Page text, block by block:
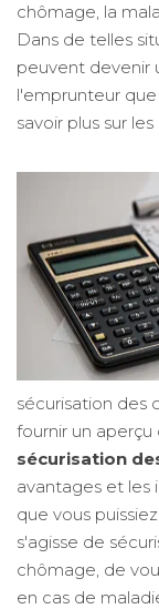
chômage, la
Dans de telles
peuvent devenir
l'emprunteur
savoir plus sur les
sécurisation des
fournir un
sécurisation
avantages et les
que vous
s'agisse de
chômage, de
en cas de